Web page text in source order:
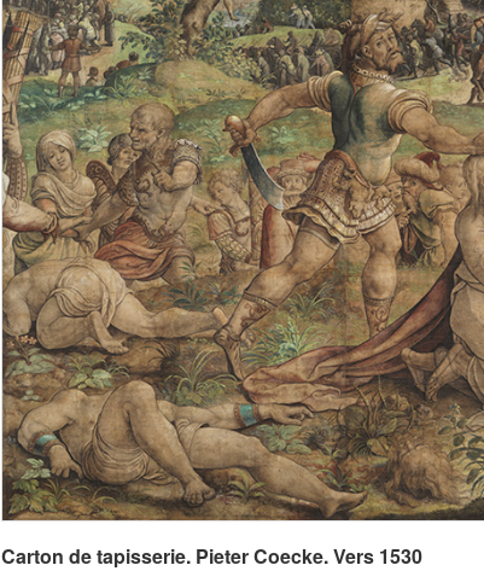
Carton de tapisserie. Pieter Coecke. Vers 1530